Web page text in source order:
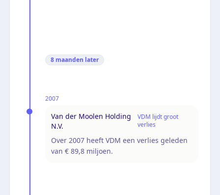
8 maanden later
2007
Van der Moolen Holding
N.V.
VDM lijdt groot
verlies
Over 2007 heeft VDM een verlies geleden
van € 89,8 miljoen.